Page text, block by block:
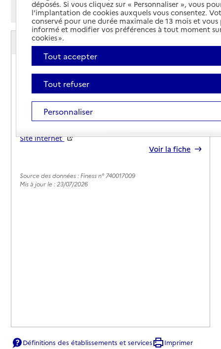
Mode liste
Mode carte
Service autonomie à domicile (aide)
Vitalliance
Adresse
Allée de la Mandallaz - Parc de la Bouvarde Duocité
-Epagny Metz-Tessy
09 83 95 99 45
Site internet
Voir la fiche
Source des données : Finess n° 740017009
Mis à jour le : 23/07/2026
Définitions des établissements et services
Imprimer
déposés. Si vous cliquez sur « Personnaliser », vous
l’implantation de cookies auxquels vous consentez.
conservé pour une durée maximale de 13 mois et
informé et modifier vos préférences à tout moment
cookies ».
Tout accepter
Tout refuser
Personnaliser